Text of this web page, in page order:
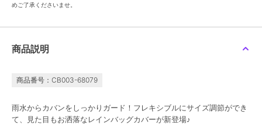
めご了承くださいませ。
商品説明
商品番号：CB003-68079
雨水からカバンをしっかりガード！フレキシブルにサイズ調節ができ
て、見た目もお洒落なレインバッグカバーが新登場♪